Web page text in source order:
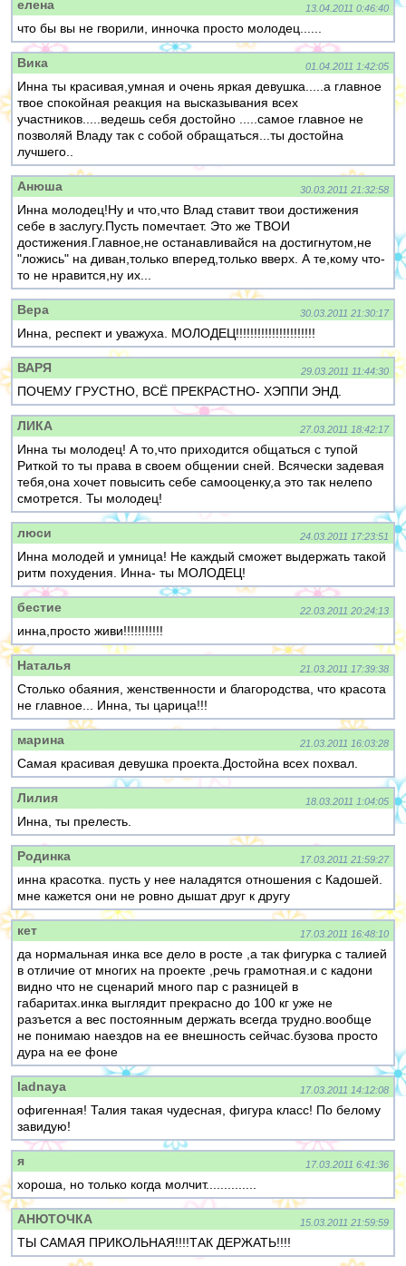
елена 13.04.2011 0:46:40
что бы вы не гворили, инночка просто молодец......
Вика 01.04.2011 1:42:05
Инна ты красивая,умная и очень яркая девушка.....а главное
твое спокойная реакция на высказывания всех
участников.....ведешь себя достойно .....самое главное не
позволяй Владу так с собой обращаться...ты достойна
лучшего..
Анюша 30.03.2011 21:32:58
Инна молодец!Ну и что,что Влад ставит твои достижения
себе в заслугу.Пусть помечтает. Это же ТВОИ
достижения.Главное,не останавливайся на достигнутом,не
"ложись" на диван,только вперед,только вверх. А те,кому что-
то не нравится,ну их...
Вера 30.03.2011 21:30:17
Инна, респект и уважуха. МОЛОДЕЦ!!!!!!!!!!!!!!!!!!!!!!
ВАРЯ 29.03.2011 11:44:30
ПОЧЕМУ ГРУСТНО, ВСЁ ПРЕКРАСТНО- ХЭППИ ЭНД.
ЛИКА 27.03.2011 18:42:17
Инна ты молодец! А то,что приходится общаться с тупой
Риткой то ты права в своем общении сней. Всячески задевая
тебя,она хочет повысить себе самооценку,а это так нелепо
смотрется. Ты молодец!
люси 24.03.2011 17:23:51
Инна молодей и умница! Не каждый сможет выдержать такой
ритм похудения. Инна- ты МОЛОДЕЦ!
бестие 22.03.2011 20:24:13
инна,просто живи!!!!!!!!!!!
Наталья 21.03.2011 17:39:38
Столько обаяния, женственности и благородства, что красота
не главное... Инна, ты царица!!!
марина 21.03.2011 16:03:28
Самая красивая девушка проекта.Достойна всех похвал.
Лилия 18.03.2011 1:04:05
Инна, ты прелесть.
Родинка 17.03.2011 21:59:27
инна красотка. пусть у нее наладятся отношения с Кадошей.
мне кажется они не ровно дышат друг к другу
кет 17.03.2011 16:48:10
да нормальная инка все дело в росте ,а так фигурка с талией
в отличие от многих на проекте ,речь грамотная.и с кадони
видно что не сценарий много пар с разницей в
габаритах.инка выглядит прекрасно до 100 кг уже не
разъется а вес постоянным держать всегда трудно.вообще
не понимаю наездов на ее внешность сейчас.бузова просто
дура на ее фоне
ladnaya 17.03.2011 14:12:08
офигенная! Талия такая чудесная, фигура класс! По белому
завидую!
я 17.03.2011 6:41:36
хороша, но только когда молчит..............
АНЮТОЧКА 15.03.2011 21:59:59
ТЫ САМАЯ ПРИКОЛЬНАЯ!!!!ТАК ДЕРЖАТЬ!!!!